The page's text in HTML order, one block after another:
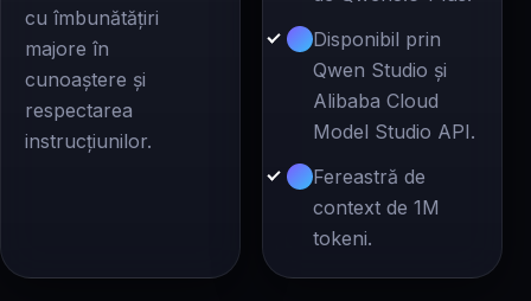
cu îmbunătățiri
majore în
cunoaștere și
respectarea
instrucțiunilor.
Disponibil prin
Qwen Studio și
Alibaba Cloud
Model Studio API.
Fereastră de
context de 1M
tokeni.